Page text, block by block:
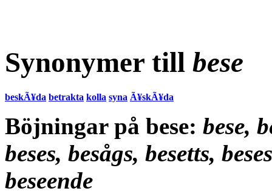
Synonymer till bese
beskÃ¥da betrakta kolla syna Ã¥skÃ¥da
Böjningar på bese: bese,
beses, besågs, besetts,
beseende